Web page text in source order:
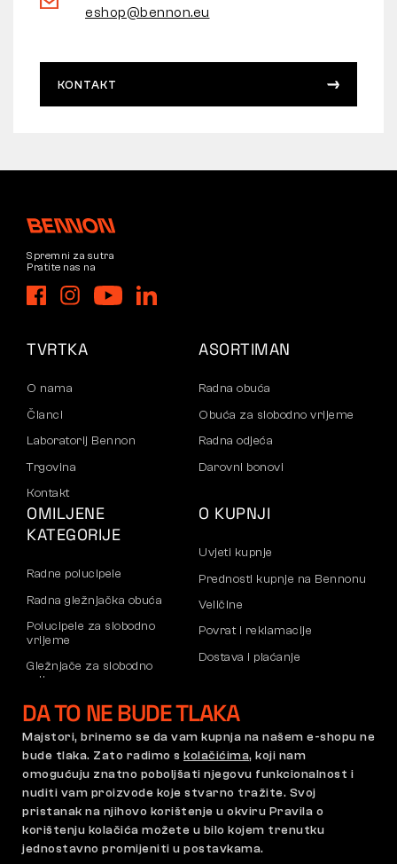
eshop@bennon.eu
KONTAKT
Spremni za sutra
Pratite nas na
TVRTKA
O nama
Članci
Laboratorij Bennon
Trgovina
Kontakt
ASORTIMAN
Radna obuća
Obuća za slobodno vrijeme
Radna odjeća
Darovni bonovi
OMILJENE
KATEGORIJE
Radne polucipele
Radna gležnjačka obuća
Polucipele za slobodno
vrijeme
Gležnjače za slobodno
vrijeme
Hlače
Dukserice
O KUPNJI
Uvjeti kupnje
Prednosti kupnje na Bennonu
Veličine
Povrat i reklamacije
Dostava i plaćanje
Registracija B2B partnera
Reklamacije i jamstvo
Opći uvjeti poslovanja
Pravilnik o reklamacijama
Postavke kolačića
GDPR
Hrvatska | Hrvatski jezik
DA TO NE BUDE TLAKA
Majstori, brinemo se da vam kupnja na našem e-shopu ne
bude tlaka. Zato radimo s kolačićima, koji nam
omogućuju znatno poboljšati njegovu funkcionalnost i
nuditi vam proizvode koje stvarno tražite. Svoj
pristanak na njihovo korištenje u okviru Pravila o
korištenju kolačića možete u bilo kojem trenutku
jednostavno promijeniti u postavkama.